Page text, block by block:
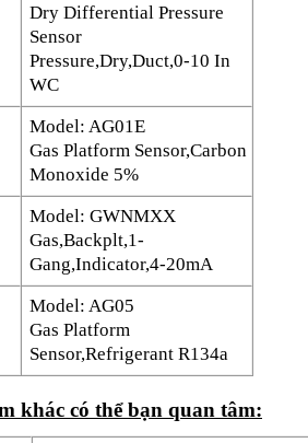
Dry Differential Pressure
Sensor
Pressure,Dry,Duct,0-10 In
WC
Model: AG01E
Gas Platform Sensor,Carbon
Monoxide 5%
Model: GWNMXX
Gas,Backplt,1-
Gang,Indicator,4-20mA
Model: AG05
Gas Platform
Sensor,Refrigerant R134a
khác có thể bạn quan tâm: